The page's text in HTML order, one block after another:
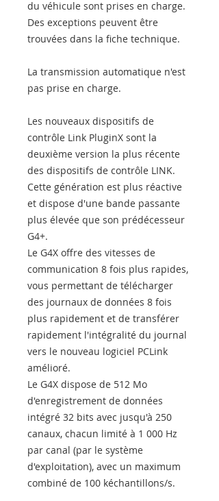
du véhicule sont prises en charge.
Des exceptions peuvent être
trouvées dans la fiche technique.
La transmission automatique n'est
pas prise en charge.
Les nouveaux dispositifs de
contrôle Link PluginX sont la
deuxième version la plus récente
des dispositifs de contrôle LINK.
Cette génération est plus réactive
et dispose d'une bande passante
plus élevée que son prédécesseur
G4+.
Le G4X offre des vitesses de
communication 8 fois plus rapides,
vous permettant de télécharger
des journaux de données 8 fois
plus rapidement et de transférer
rapidement l'intégralité du journal
vers le nouveau logiciel PCLink
amélioré.
Le G4X dispose de 512 Mo
d'enregistrement de données
intégré 32 bits avec jusqu'à 250
canaux, chacun limité à 1 000 Hz
par canal (par le système
d'exploitation), avec un maximum
combiné de 100 kéchantillons/s.